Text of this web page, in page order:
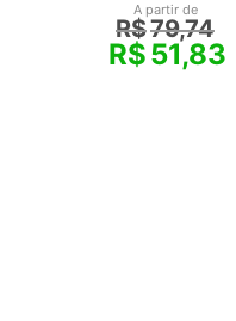
A partir de
R$79,74
R$51,83